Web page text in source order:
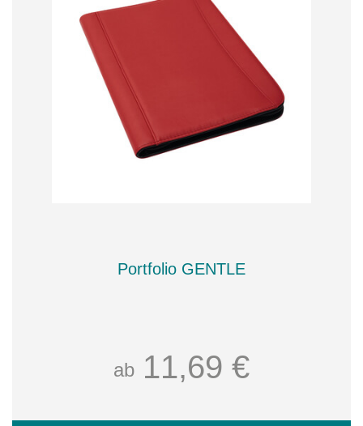
Portfolio GENTLE
ab 11,69 €